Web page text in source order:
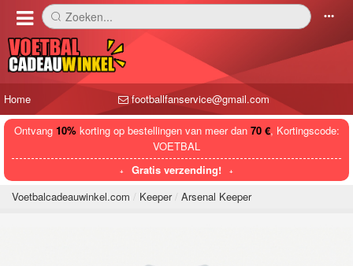
󰅼 Zoeken... 󰄒
Home footballfanservice@gmail.com
Ontvang 10%korting op bestellingen van meer dan 70 €, Kortingscode:
VOETBAL
Gratis verzending!
Voetbalcadeauwinkel.com
Keeper Arsenal Keeper